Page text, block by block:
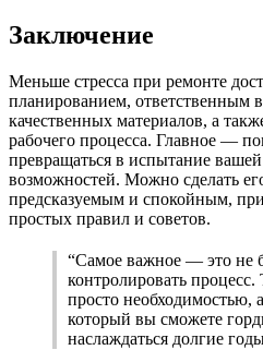
Заключение
Меньше стресса при ремонте
планированием, ответственным
качественных материалов, а
рабочего процесса. Главное —
превращаться в испытание
возможностей. Можно сделать
предсказуемым и спокойным,
простых правил и советов.
“Самое важное — это не
контролировать процесс.
просто необходимостью,
который вы сможете
наслаждаться долгие